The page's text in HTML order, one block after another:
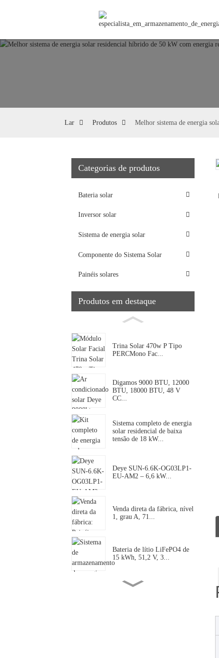
Lar Produtos Melhor sistema de energia
Categorias de produtos
Bateria solar
Inversor solar
Sistema de energia solar
Componente do Sistema Solar
Painéis solares
Produtos em destaque
Trina Solar 470w P Tipo
PERCMono Fac...
Digamos 9000 BTU, 12000
BTU, 18000 BTU, 48 V
CC...
Sistema completo de energia
solar residencial de baixa
tensão de 18 kW...
Deye SUN-6.6K-OG03LP1-
EU-AM2 – 6,6 kW...
Venda direta da fábrica, nível
1, grau A, 71...
Bateria de lítio LiFePO4 de
15 kWh, 51,2 V, 3...
Loading...
Loading...